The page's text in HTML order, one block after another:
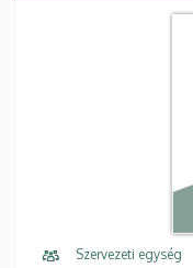
Szervezeti egység